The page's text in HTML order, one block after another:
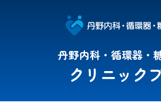
要
丹野内科・循環器・
クリニック